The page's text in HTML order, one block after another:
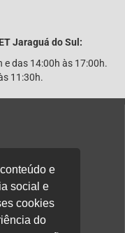
Jaraguá do Sul:
e das 14:00h às 17:00h.
11:30h.
89252-220.
e
social e
cookies
do